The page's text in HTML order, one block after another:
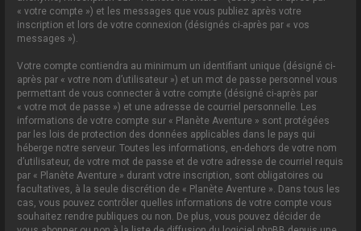
« votre compte ») et les messages que vous publiez après votre
inscription et lors de votre connexion (désignés ci-après par « vos
messages »).
Votre compte contiendra au minimum un identifiant unique (désigné ci-
après par « votre nom d’utilisateur ») et un mot de passe personnel vous
permettant de vous connecter à votre compte (désigné ci-après par
« votre mot de passe ») et une adresse de courriel personnelle. Les
informations de votre compte sur « Planète Aventure » sont protégées
par les lois de protection des données applicables dans le pays qui
héberge notre serveur. Toutes les informations, en-dehors de votre nom
d’utilisateur, de votre mot de passe et de votre adresse de courriel requis
par « Planète Aventure » durant votre inscription, sont obligatoires ou
facultatives, à la seule discrétion de « Planète Aventure ». Dans tous les
cas, vous pouvez contrôler quelles informations de votre compte vous
souhaitez rendre publiques ou non. De plus, vous pouvez décider de